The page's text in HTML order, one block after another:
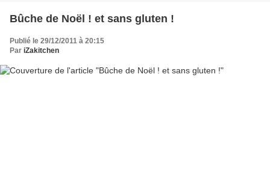
Bûche de Noël ! et sans gluten !
Publié le 29/12/2011 à 20:15
Par iZakitchen